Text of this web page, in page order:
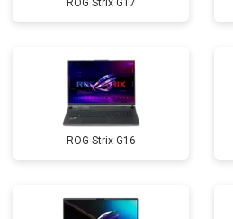
ROG Strix G17
ROG Strix G16